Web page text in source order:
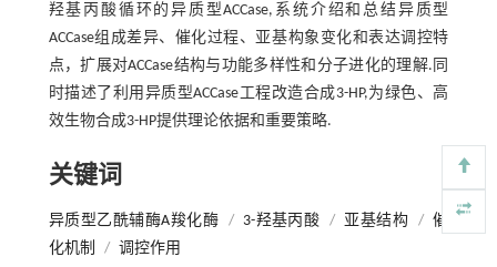
羟基丙酸循环的异质型ACCase,系统介绍和总结异质型
ACCase组成差异、催化过程、亚基构象变化和表达调控特
点，扩展对ACCase结构与功能多样性和分子进化的理解.同
时描述了利用异质型ACCase工程改造合成3-HP,为绿色、高
效生物合成3-HP提供理论依据和重要策略.
关键词
异质型乙酰辅酶A羧化酶 / 3-羟基丙酸 / 亚基结构 / 催
化机制
/ 调控作用